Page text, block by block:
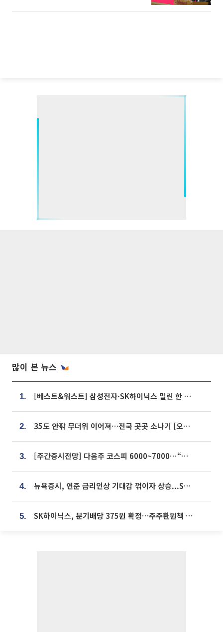
많이 본 뉴스
1. [베스트&워스트] 삼성전자·SK하이닉스 밀린 한 주…상상인증권은 85% 급등
2. 35도 안팎 무더위 이어져…전국 곳곳 소나기 [오늘 날씨]
3. [주간증시전망] 다음주 코스피 6000~7000⋯“外人 수급은 정책이 변수”
4. 뉴욕증시, 연준 금리인상 기대감 꺾이자 상승...S&P500 사상 최고치 [종합]
5. SK하이닉스, 분기배당 375원 확정…주주환원책 9월로 앞당겨 발표